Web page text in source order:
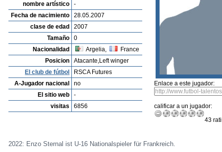
nombre artístico
-
Fecha de nacimiento
28.05.2007
clase de edad
2007
Tamaño
0
Nacionalidad
Argelia,
France
Posicion
Atacante,Left winger
El club de fútbol
RSCA Futures
A-Jugador nacional
no
El sitio web
-
visitas
6856
Enlace a este jugador:
calificar a un jugador:
43
2022: Enzo Sternal ist U-16 Nationalspieler für Frankreich.